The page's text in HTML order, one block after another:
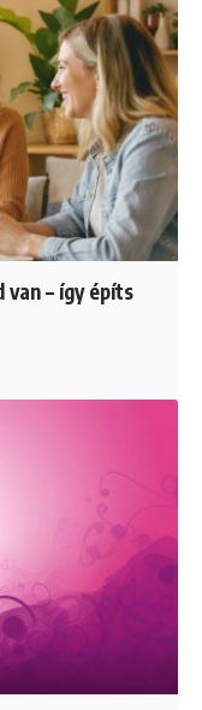
van – így építs